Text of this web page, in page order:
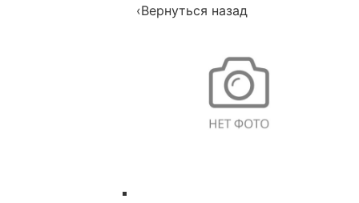
‹Вернуться назад